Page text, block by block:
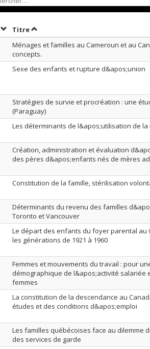
Trier par date en ordre décroissant
TitreTrier par titre en ordre décroissant
Ménages et familles au Cameroun et au
concepts.
Sexe des enfants et rupture d&apos;union
Stratégies de survie et procréation : une
(Paraguay)
Les déterminants de l&apos;utilisation de la
Création, administration et évaluation
des pères d&apos;enfants nés de mères
Constitution de la famille, stérilisation
Déterminants du revenu des familles
Toronto et Vancouver
Le départ des enfants du foyer parental au
les générations de 1921 à 1960
Femmes et mouvements du travail : pour
démographique de l&apos;activité salariée
femmes
La constitution de la descendance au
études et des conditions d&apos;emploi
Les familles québécoises face au dilemme
des services de garde